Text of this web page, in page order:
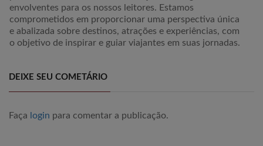
envolventes para os nossos leitores. Estamos
comprometidos em proporcionar uma perspectiva única
e abalizada sobre destinos, atrações e experiências, com
o objetivo de inspirar e guiar viajantes em suas jornadas.
DEIXE SEU COMETÁRIO
Faça login para comentar a publicação.